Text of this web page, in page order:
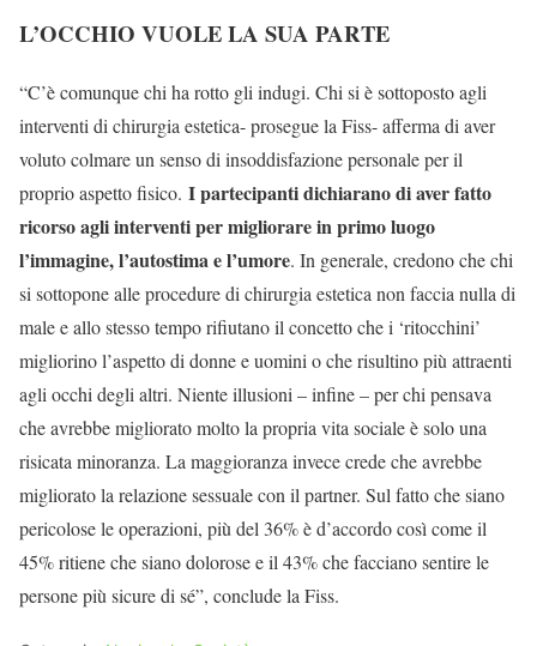
L’OCCHIO VUOLE LA SUA PARTE
“C’è comunque chi ha rotto gli indugi. Chi si è sottoposto agli
interventi di chirurgia estetica- prosegue la Fiss- afferma di aver
voluto colmare un senso di insoddisfazione personale per il
proprio aspetto fisico. I partecipanti dichiarano di aver fatto
ricorso agli interventi per migliorare in primo luogo
l’immagine, l’autostima e l’umore. In generale, credono che chi
si sottopone alle procedure di chirurgia estetica non faccia nulla di
male e allo stesso tempo rifiutano il concetto che i ‘ritocchini’
migliorino l’aspetto di donne e uomini o che risultino più attraenti
agli occhi degli altri. Niente illusioni – infine – per chi pensava
che avrebbe migliorato molto la propria vita sociale è solo una
risicata minoranza. La maggioranza invece crede che avrebbe
migliorato la relazione sessuale con il partner. Sul fatto che siano
pericolose le operazioni, più del 36% è d’accordo così come il
45% ritiene che siano dolorose e il 43% che facciano sentire le
persone più sicure di sé”, conclude la Fiss.